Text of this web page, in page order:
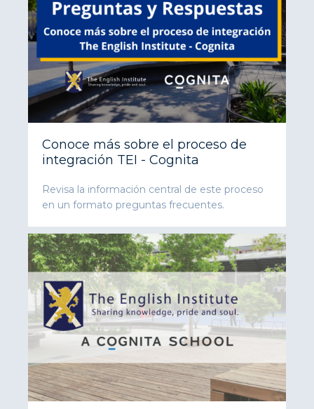
Conoce más sobre el proceso de
integración TEI - Cognita
Revisa la información central de este proceso
en un formato preguntas frecuentes.